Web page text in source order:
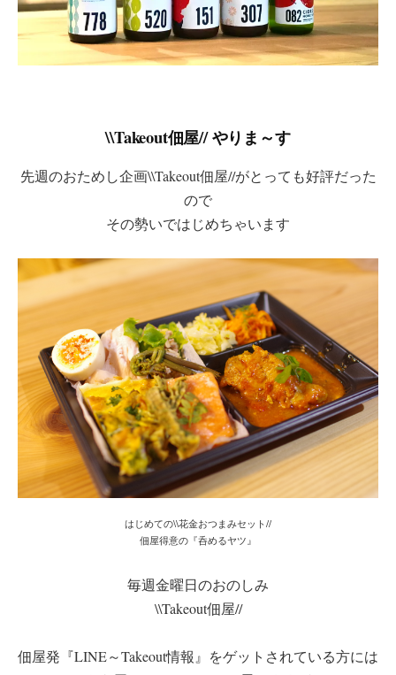
\\Takeout佃屋// やりま～す
先週のおためし企画\\Takeout佃屋//がとっても好評だった
ので
その勢いではじめちゃいます
はじめての\\花金おつまみセット//
佃屋得意の『呑めるヤツ』
毎週金曜日のおのしみ
\\Takeout佃屋//
佃屋発『LINE～Takeout情報』をゲットされている方には